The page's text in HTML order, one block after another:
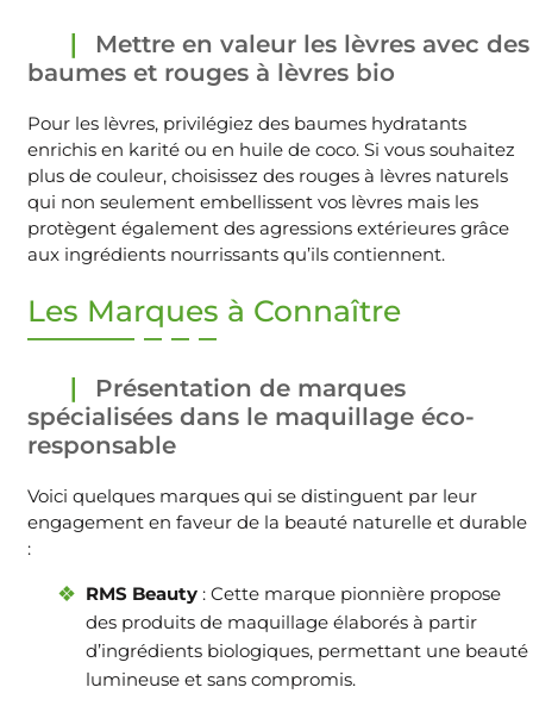
Mettre en valeur les lèvres avec des
baumes et rouges à lèvres bio
Pour les lèvres, privilégiez des baumes hydratants
enrichis en karité ou en huile de coco. Si vous souhaitez
plus de couleur, choisissez des rouges à lèvres naturels
qui non seulement embellissent vos lèvres mais les
protègent également des agressions extérieures grâce
aux ingrédients nourrissants qu’ils contiennent.
Les Marques à Connaître
Présentation de marques
spécialisées dans le maquillage éco-
responsable
Voici quelques marques qui se distinguent par leur
engagement en faveur de la beauté naturelle et durable
:
RMS Beauty : Cette marque pionnière propose
des produits de maquillage élaborés à partir
d’ingrédients biologiques, permettant une beauté
lumineuse et sans compromis.